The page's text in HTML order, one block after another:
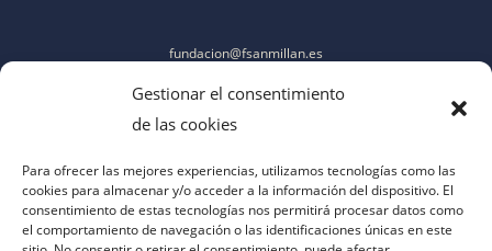
Gestionar el consentimiento
de las cookies
Para ofrecer las mejores experiencias, utilizamos tecnologías como las
cookies para almacenar y/o acceder a la información del dispositivo. El
consentimiento de estas tecnologías nos permitirá procesar datos como
el comportamiento de navegación o las identificaciones únicas en este
fundacion@fsanmillan.es